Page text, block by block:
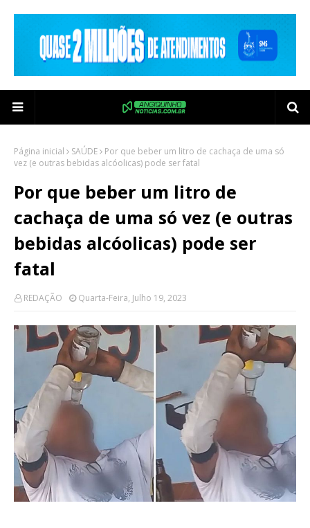
Página inicial SAÚDE
Por que beber um litro de cachaça de uma só
vez (e outras bebidas alcóolicas) pode ser fatal
Por que beber um litro de
cachaça de uma só vez (e outras
bebidas alcóolicas) pode ser
fatal
REDAÇÃO Quarta-Feira, Julho 19, 2023